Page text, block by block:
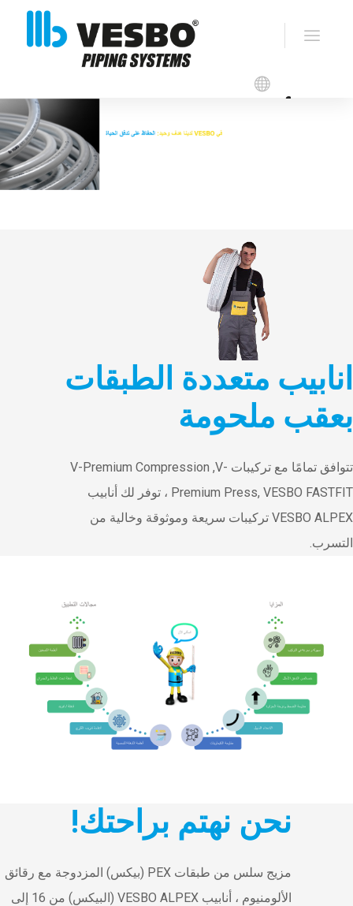
انابيب متعددة الطبقات
بعقب ملحومة
تتوافق تمامًا مع تركيبات V-Premium Compression ,V-
Premium Press, VESBO FASTFIT ، توفر لك أنابيب
VESBO ALPEX تركيبات سريعة وموثوقة وخالية من
التسرب.
نحن نهتم براحتك!
مزيج سلس من طبقات PEX (بيكس) المزدوجة مع رقائق
الألومنيوم ، أنابيب VESBO ALPEX (البيكس) من 16 إلى